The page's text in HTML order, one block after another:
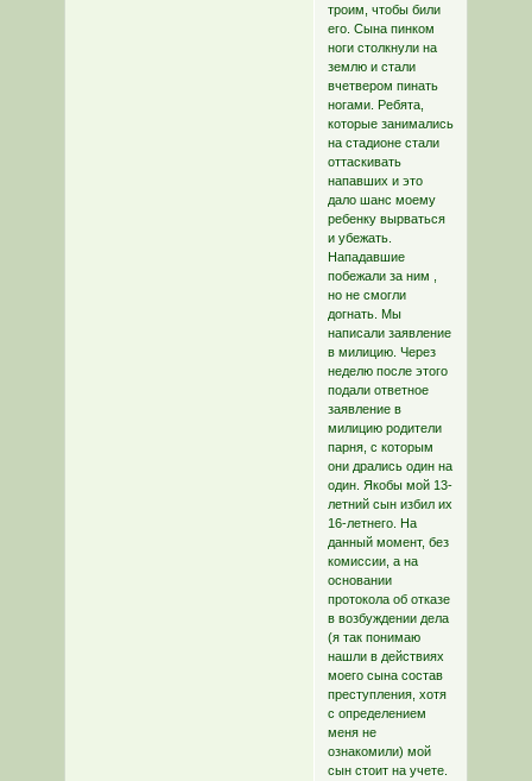
троим, чтобы били
его. Сына пинком
ноги столкнули на
землю и стали
вчетвером пинать
ногами. Ребята,
которые занимались
на стадионе стали
оттаскивать
напавших и это
дало шанс моему
ребенку вырваться
и убежать.
Нападавшие
побежали за ним ,
но не смогли
догнать. Мы
написали заявление
в милицию. Через
неделю после этого
подали ответное
заявление в
милицию родители
парня, с которым
они дрались один на
один. Якобы мой 13-
летний сын избил их
16-летнего. На
данный момент, без
комиссии, а на
основании
протокола об отказе
в возбуждении дела
(я так понимаю
нашли в действиях
моего сына состав
преступления, хотя
с определением
меня не
ознакомили) мой
сын стоит на учете.